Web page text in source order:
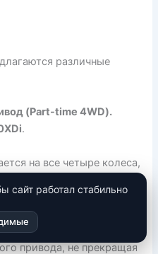
различные
(Part-time 4WD).
.
на все четыре колеса,
заднеприводный, что
необходима
переключить
привода, не прекращая
сайт работал стабильно